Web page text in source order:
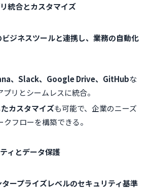
統合とカスタマイズ
ビジネスツールと連携し、業務の自動化
、Slack、Google Drive、GitHubな
プリとシームレスに統合。
カスタマイズも可能で、企業のニーズ
クフローを構築できる。
ィとデータ保護
ープライズレベルのセキュリティ基準